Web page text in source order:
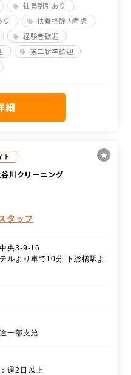
社員割引あり
り
扶養控除内考慮
経験者歓迎
第二新卒歓迎
細
ト
川クリーニング
タッフ
央3-9-16
ルより車で10分 下総橘駅よ
一部支給
週2日以上